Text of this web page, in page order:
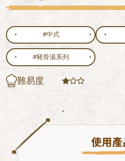
#中式
#豬骨湯系列
難易度